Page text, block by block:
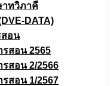
าทวิภาคี
DATA)
สอน
รสอน 2565
รสอน 2/2566
รสอน 1/2567